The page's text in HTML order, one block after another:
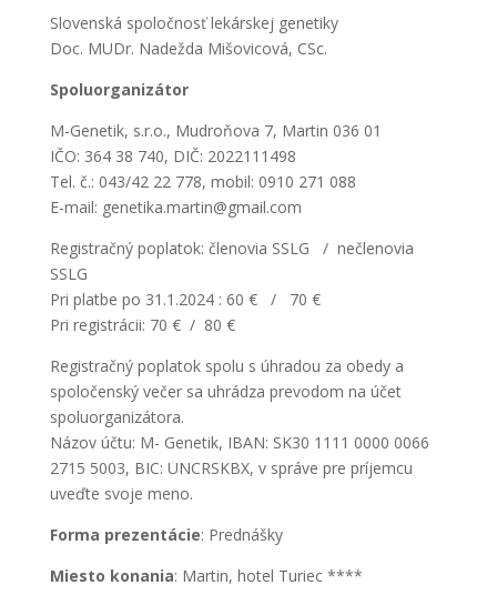
Slovenská spoločnosť lekárskej genetiky
Doc. MUDr. Nadežda Mišovicová, CSc.
Spoluorganizátor
M-Genetik, s.r.o., Mudroňova 7, Martin 036 01
IČO: 364 38 740, DIČ: 2022111498
Tel. č.: 043/42 22 778, mobil: 0910 271 088
E-mail: genetika.martin@gmail.com
Registračný poplatok: členovia SSLG / nečlenovia
SSLG
Pri platbe po 31.1.2024 : 60 € / 70 €
Pri registrácii: 70 € / 80 €
Registračný poplatok spolu s úhradou za obedy a
spoločenský večer sa uhrádza prevodom na účet
spoluorganizátora.
Názov účtu: M- Genetik, IBAN: SK30 1111 0000 0066
2715 5003, BIC: UNCRSKBX, v správe pre príjemcu
uveďte svoje meno.
Forma prezentácie: Prednášky
Miesto konania: Martin, hotel Turiec ****